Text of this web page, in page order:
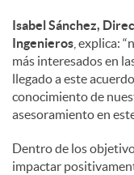
Isabel Sánchez,
Ingenieros , explica:
más interesados en
llegado a este
conocimiento de
asesoramiento en
Dentro de los
impactar